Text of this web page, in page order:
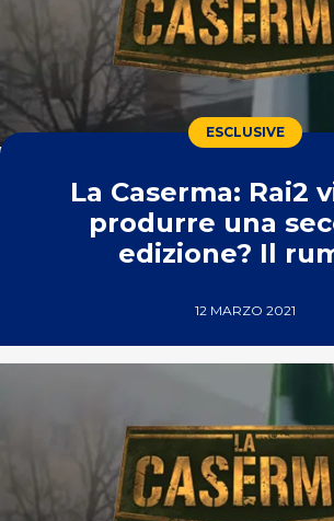
ESCLUSIVE
La Caserma: Rai2
produrre una
edizione? Il
12 MARZO 2021